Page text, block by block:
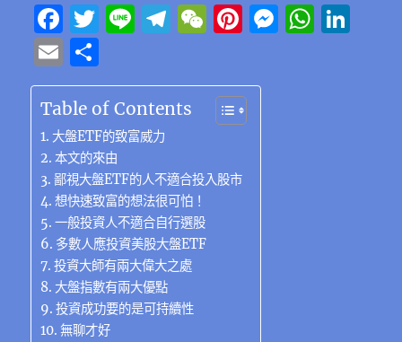
F
a
c
e
b
o
o
k
T
it
te
r
Li
e
T
e
g
a
m
W
C
h
at
Pi
te
re
st
M W
E
m
ai
l
享
Table of Contents
大盤ETF的致富威力
本文的來由
鄙視大盤ETF的人不適合投入股市
想快速致富的想法很可怕！
一般投資人不適合自行選股
多數人應投資美股大盤ETF
投資大師有兩大偉大之處
大盤指數有兩大優點
投資成功要的是可持續性
無聊才好